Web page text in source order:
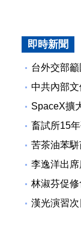
即時新聞
台外交部
中共內部文
SpaceX擴
畜試所15
苦茶油苯
李逸洋出席
林淑芬促修
漢光演習